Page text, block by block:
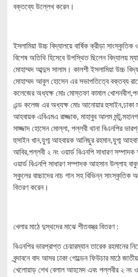
বক্তব্যে উল্লেখ করেন।
ইসলামিয়া উচ্চ বিদ্যালয়ে বার্ষিক ক্রীড়া সাংস্কৃতিক
বিশেষ অতিথি হিসেবে উপস্থিত ছিলেন বিদ্যালয়
মোহাম্মদ আব্দুস সালাম। কালশী ইসলামিয়া উচ্চ
মোহাম্মদ আবুল হোসেন এর সভাপতিত্বে বক্তব্য
কলেজের অধ্যক্ষ মোঃ মোস্তফা কামাল
এন্ড কলেজ এর অধ্যক্ষ মোঃ আনোয়ার হুসাইন,ঢাকা
আহবায়ক এবিএমএ রাজ্জাক, মাহাবুব আলম
সাজ্জাদ হোসেন মোল্লা, পল্লবী থানা বিএনপির
হুসাইন খান,যুগ্ম আহবায়ক আনিছুর রহমান,যুগ্ম
আবির,পল্লবী ২ নং ওয়ার্ড বিএনপি সাধারণ
ওয়ার্ড বিএনপি সাধারণ সম্পাদক আহসান উল্লাহ
স্কুলের বাচ্চাদের নাচ গান সহ বিভিন্ন
বিতরণ করেন।
খেলার মাঠে দুস্থদের মাঝে শীতবস্ত্র বিতরণ :
বিএনপির ভারপ্রাপ্ত চেয়ারম্যান তারেক রহমানের
বৃন্দাবনে বাদ আসর ঢাকা গোল্ডেন ফিউচার মাঠে
খেলোয়াড় শেখ বেলাল আহমেদ এবং পল্লবীর ২ নং